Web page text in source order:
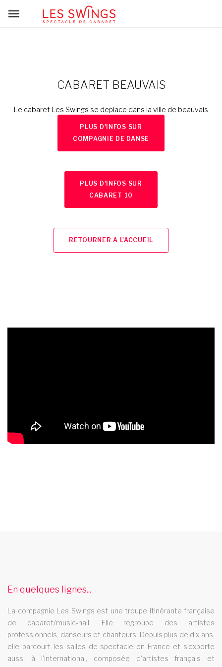
CABARET BEAUVAIS
Le cabaret Les Swings se deplace dans la ville de beauvais
PLUS D'INFOS SUR
COMPAGNIE DE DANSE
PLUS D'INFOS SUR
CABARET 10
RETOURNER A L'ACCUEIL
Le spectacle music hall Les Swings se deplace dans la region
haute normandie
french cancan guadeloupe
Decouvrez le spectaculaire french cancan de la troupe de
cabaret Les Swings dans votre region guadeloupe
En quelques lignes...
La compagnie Les Swings est une troupe itinérante française
de cabaret/music-hall. Elle regroupe des artistes
professionnels, danseurs et chanteurs. Depuis plus de dix ans,
elle parcourt les salles de spectacle en France et s'exporte
aussi à l'international, composée d'artistes français et